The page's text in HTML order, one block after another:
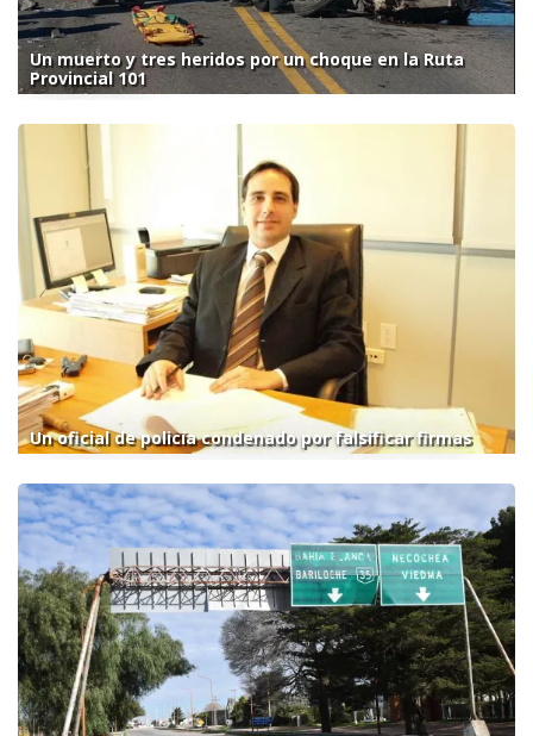
Un muerto y tres heridos por un choque en la Ruta
Provincial 101
Un oficial de policía condenado por falsificar firmas